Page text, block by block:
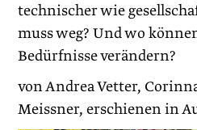
technischer wie
muss weg? Und wo
Bedürfnisse verändern?
von Andrea Vetter,
Meissner, erschienen in